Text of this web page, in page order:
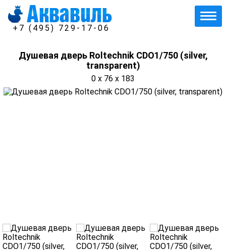
+7 (495) 729-17-06
Душевая дверь Roltechnik CDO1/750 (silver,
transparent)
0 x 76 x 183